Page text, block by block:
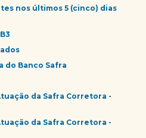
nos últimos 5 (cinco) dias
do Banco Safra
da Safra Corretora -
da Safra Corretora -